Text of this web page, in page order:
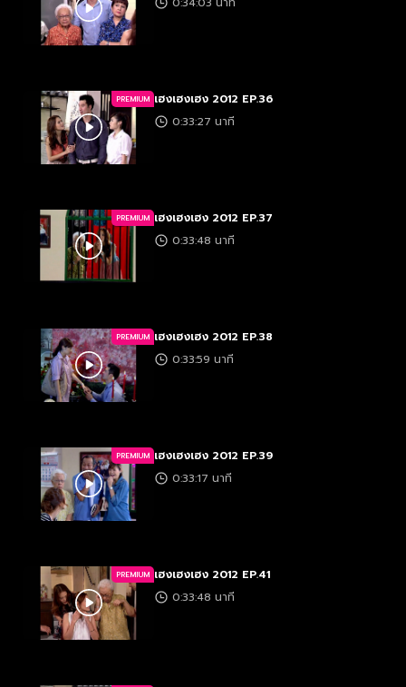
PREMIUM เฮงเฮงเฮง 2012 EP.36
0:33:27 นาที
PREMIUM เฮงเฮงเฮง 2012 EP.37
0:33:48 นาที
PREMIUM เฮงเฮงเฮง 2012 EP.38
0:33:59 นาที
PREMIUM เฮงเฮงเฮง 2012 EP.39
0:33:17 นาที
PREMIUM เฮงเฮงเฮง 2012 EP.41
0:33:48 นาที